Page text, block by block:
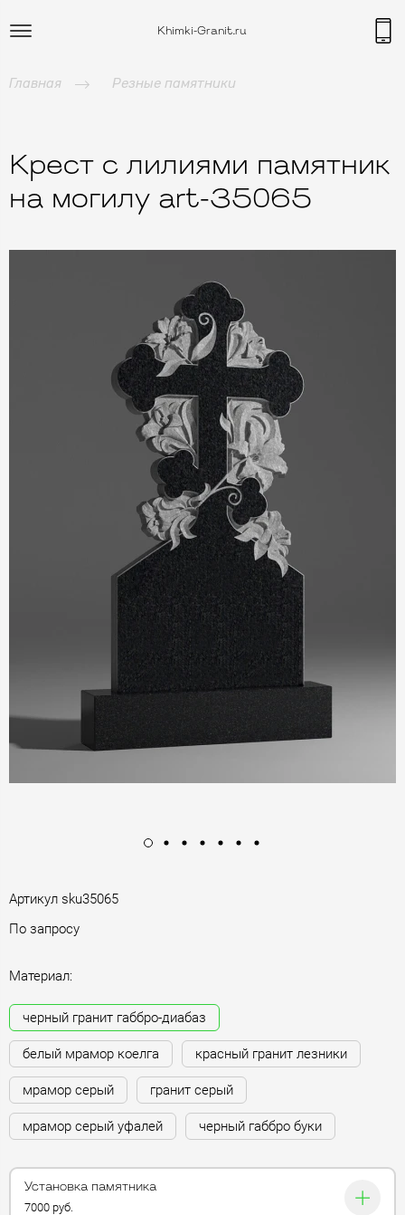
Khimki-Granit.ru
Главная Резные памятники
Крест c лилиями памятник
на могилу art-35065
Артикул sku35065
По запросу
Материал:
черный гранит габбро-диабаз
белый мрамор коелга красный гранит лезники
мрамор серый гранит серый
мрамор серый уфалей черный габбро буки
Установка памятника
7000 руб.